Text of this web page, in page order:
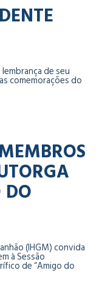
de seu
comemorações do
(IHGM) convida
à Sessão
de “Amigo do